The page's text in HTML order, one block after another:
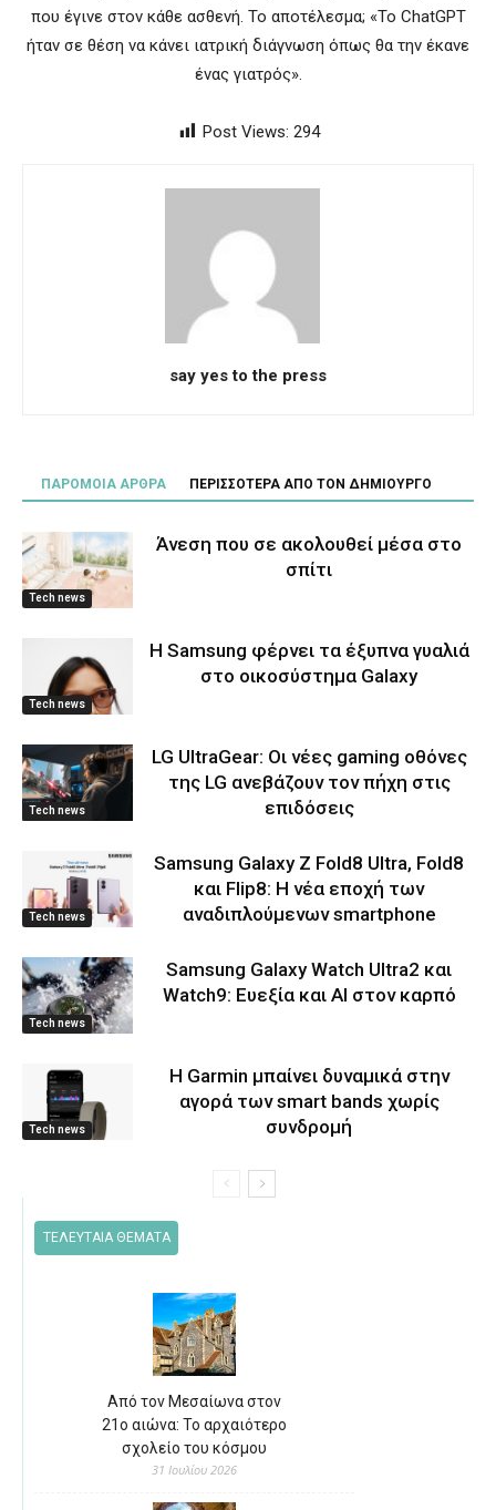
που έγινε στον κάθε ασθενή. Το αποτέλεσμα; «Το ChatGPT
ήταν σε θέση να κάνει ιατρική διάγνωση όπως θα την έκανε
ένας γιατρός».
Post Views: 294
say yes to the press
ΠΑΡΟΜΟΙΑ ΑΡΘΡΑ ΠΕΡΙΣΣΟΤΕΡΑ ΑΠΟ ΤΟΝ ΔΗΜΙΟΥΡΓΟ
Tech news
Άνεση που σε ακολουθεί μέσα στο
σπίτι
Tech news
Η Samsung φέρνει τα έξυπνα γυαλιά
στο οικοσύστημα Galaxy
Tech news
LG UltraGear: Οι νέες gaming οθόνες
της LG ανεβάζουν τον πήχη στις
επιδόσεις
Tech news
Samsung Galaxy Z Fold8 Ultra, Fold8
και Flip8: Η νέα εποχή των
αναδιπλούμενων smartphone
Tech news
Samsung Galaxy Watch Ultra2 και
Watch9: Ευεξία και AI στον καρπό
Tech news
Η Garmin μπαίνει δυναμικά στην
αγορά των smart bands χωρίς
συνδρομή
ΤΕΛΕΥΤΑΙΑ ΘΕΜΑΤΑ
Από τον Μεσαίωνα στον
21ο αιώνα: Το αρχαιότερο
σχολείο του κόσμου
31 Ιουλίου 2026